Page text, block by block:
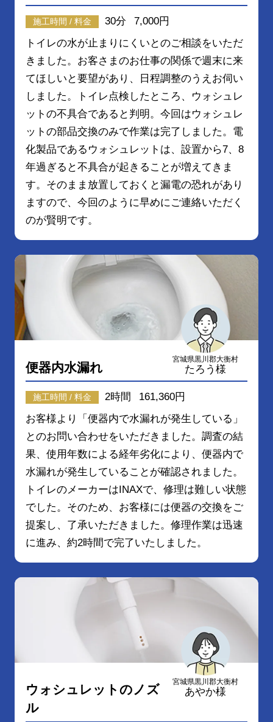
施工時間 / 料金 30分
7,000円
トイレの水が止まりにくいとのご相談をいただ
きました。お客さまのお仕事の関係で週末に来
てほしいと要望があり、日程調整のうえお伺い
しました。トイレ点検したところ、ウォシュレ
ットの不具合であると判明。今回はウォシュレ
ットの部品交換のみで作業は完了しました。電
化製品であるウォシュレットは、設置から7、8
年過ぎると不具合が起きることが増えてきま
す。そのまま放置しておくと漏電の恐れがあり
ますので、今回のように早めにご連絡いただく
のが賢明です。
宮城県黒川郡大衡村
たろう様
便器内水漏れ
施工時間 / 料金 2時間
161,360円
お客様より「便器内で水漏れが発生している」
とのお問い合わせをいただきました。調査の結
果、使用年数による経年劣化により、便器内で
水漏れが発生していることが確認されました。
トイレのメーカーはINAXで、修理は難しい状態
でした。そのため、お客様には便器の交換をご
提案し、了承いただきました。修理作業は迅速
に進み、約2時間で完了いたしました。
宮城県黒川郡大衡村
あやか様
ウォシュレットのノズ
ル